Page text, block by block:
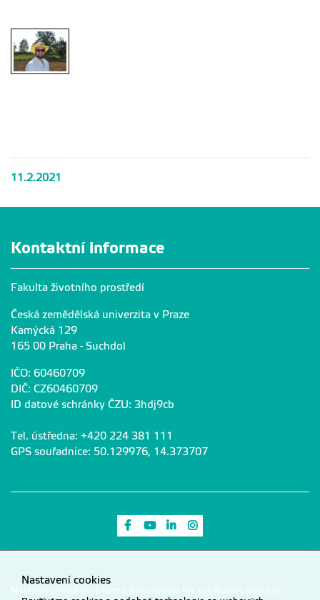
11.2.2021
Kontaktní informace
Fakulta životního prostředí
Česká zemědělská univerzita v Praze
Kamýcká 129
165 00 Praha - Suchdol
IČO: 60460709
DIČ: CZ60460709
ID datové schránky ČZU: 3hdj9cb
Tel. ústředna: +420 224 381 111
GPS souřadnice: 50.129976, 14.373707
Odkaz na Facebook
Odkaz na Youtube
Odkaz na LinkedIn
Materiály umístěné na tomto webu mohou být publikovány pouze se
Nastavení cookies